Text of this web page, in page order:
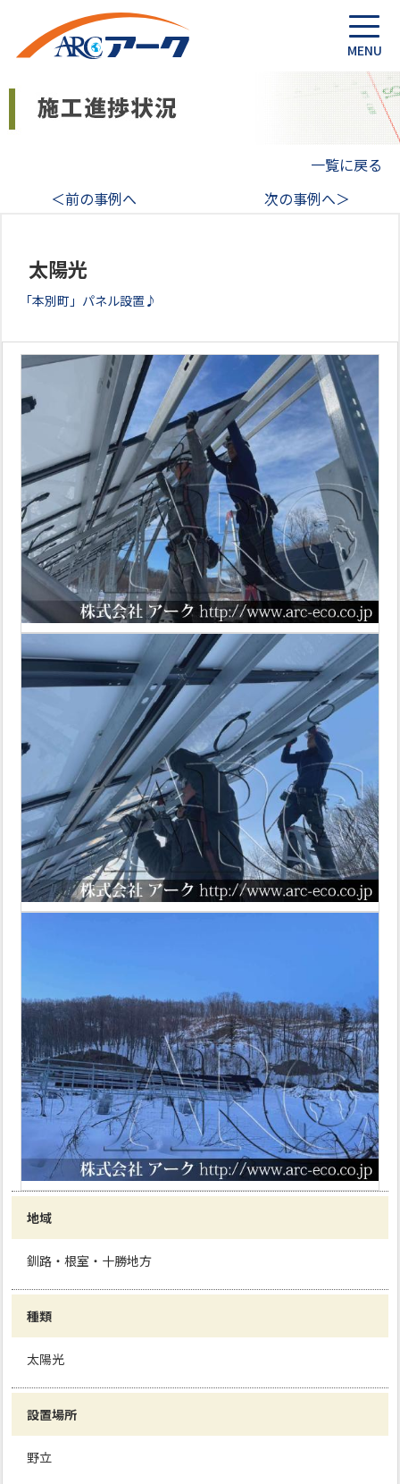
一覧に戻る
＜前の事例へ
次の事例へ＞
太陽光
「本別町」パネル設置♪
地域
釧路・根室・十勝地方
種類
太陽光
設置場所
野立